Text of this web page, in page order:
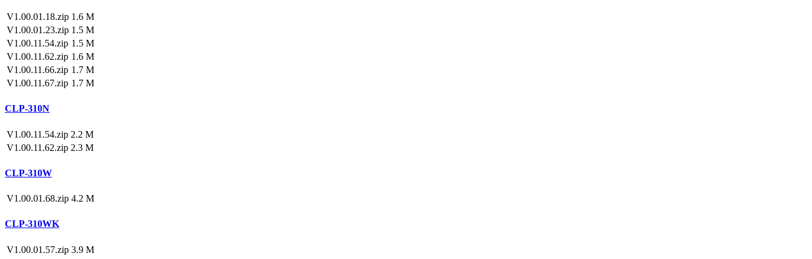
V1.00.01.18.zip 1.6 M
V1.00.01.23.zip 1.5 M
V1.00.11.54.zip 1.5 M
V1.00.11.62.zip 1.6 M
V1.00.11.66.zip 1.7 M
V1.00.11.67.zip 1.7 M
CLP-310N
V1.00.11.54.zip 2.2 M
V1.00.11.62.zip 2.3 M
CLP-310W
V1.00.01.68.zip 4.2 M
CLP-310WK
V1.00.01.57.zip 3.9 M